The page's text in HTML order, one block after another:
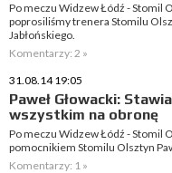
Po meczu Widzew Łódź - Stomil
poprosiliśmy trenera Stomilu
Jabłońskiego.
Komentarzy: 2 »
31.08.14 19:05
Paweł Głowacki:
wszystkim na obronę
Po meczu Widzew Łódź - Stomil
pomocnikiem Stomilu Olsztyn
Komentarzy: 1 »